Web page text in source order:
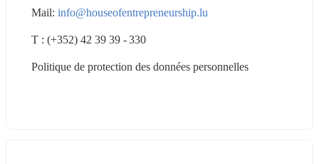
Mail: info@houseofentrepreneurship.lu
T : (+352) 42 39 39 - 330
Politique de protection des données personnelles